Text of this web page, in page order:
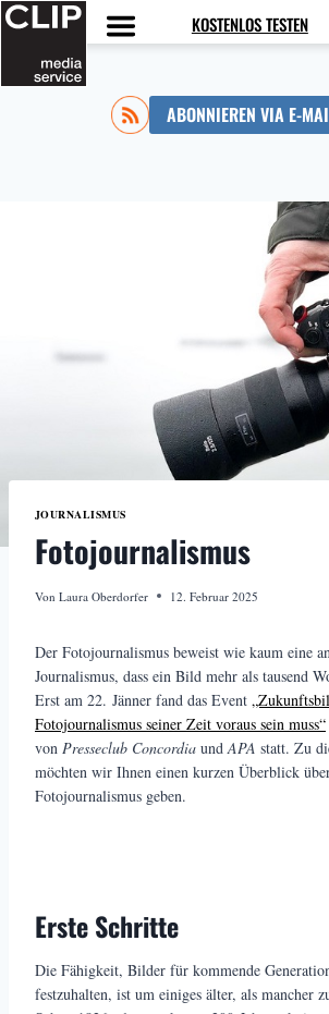
Zum
Inhalt
springen
KOSTENLOS TESTEN
ABONNIEREN VIA E-
JOURNALISMUS
Fotojournalismus
Von Laura Oberdorfer 12. Februar 2025
Der Fotojournalismus beweist wie kaum eine
Journalismus, dass ein Bild mehr als tausend
Erst am 22. Jänner fand das Event
Fotojournalismus seiner Zeit voraus sein muss“
von Presseclub Concordia und APA statt. Zu
möchten wir Ihnen einen kurzen Überblick
Fotojournalismus geben.
Erste Schritte
Die Fähigkeit, Bilder für kommende
festzuhalten, ist um einiges älter, als mancher